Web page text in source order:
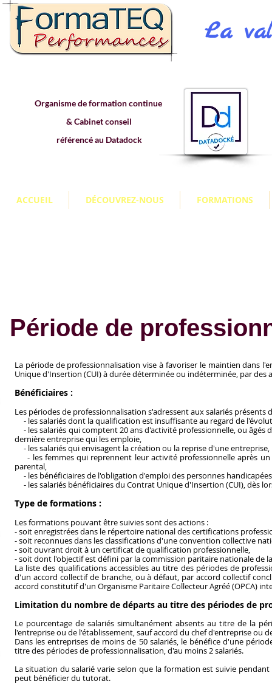
Organisme de formation continue
& Cabinet conseil
référencé au Datadock
La
ACCUEIL DÉCOUVREZ-NOUS FORMATIONS
Période de
La période de professionnalisation vise à favoriser le maintien dans
Unique d'Insertion (CUI) à durée déterminée ou indéterminée, par
Bénéficiaires :
Les périodes de professionnalisation s'adressent aux salariés
- les salariés dont la qualification est insuffisante au regard de
- les salariés qui comptent 20 ans d'activité professionnelle, ou
dernière entreprise qui les emploie,
- les salariés qui envisagent la création ou la reprise d'une entreprise,
- les femmes qui reprennent leur activité professionnelle après
parental,
- les bénéficiaires de l'obligation d'emploi des personnes
- les salariés bénéficiaires du Contrat Unique d'Insertion (CUI), dès
Type de formations :
Les formations pouvant être suivies sont des actions :
- soit enregistrées dans le répertoire national des certifications
- soit reconnues dans les classifications d'une convention collective
- soit ouvrant droit à un certificat de qualification professionnelle,
- soit dont l'objectif est défini par la commission paritaire nationale de
La liste des qualifications accessibles au titre des périodes de
d'un accord collectif de branche, ou à défaut, par accord collectif
accord constitutif d'un Organisme Paritaire Collecteur Agréé (OPCA)
Limitation du nombre de départs au titre des périodes de
Le pourcentage de salariés simultanément absents au titre de la
l'entreprise ou de l'établissement, sauf accord du chef d'entreprise ou
Dans les entreprises de moins de 50 salariés, le bénéfice d'une
titre des périodes de professionnalisation, d'au moins 2 salariés.
La situation du salarié varie selon que la formation est suivie
peut bénéficier du tutorat.